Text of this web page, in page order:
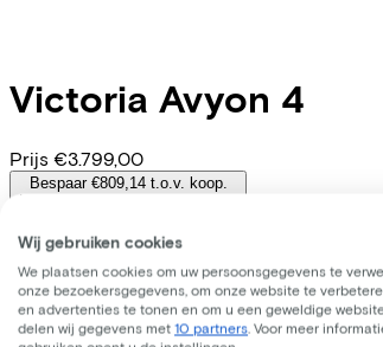
Victoria Avyon 4
Prijs €3.799,00
Bespaar €809,14 t.o.v. koop.
Lees meer over zakelijk leasen.
Batterij opties
600 Wh
(Inbegrepen)
Frame model
Wij gebruiken cookies
We plaatsen cookies om uw persoonsgegevens te
onze bezoekersgegevens, om onze website te
en advertenties te tonen en om u een geweldige
delen wij gegevens met 10 partners . Voor meer